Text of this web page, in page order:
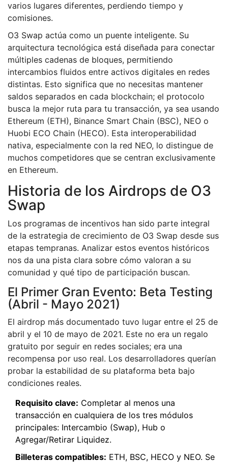
varios lugares diferentes, perdiendo tiempo y
comisiones.
O3 Swap actúa como un puente inteligente. Su
arquitectura tecnológica está diseñada para conectar
múltiples cadenas de bloques, permitiendo
intercambios fluidos entre activos digitales en redes
distintas. Esto significa que no necesitas mantener
saldos separados en cada blockchain; el protocolo
busca la mejor ruta para tu transacción, ya sea usando
Ethereum (ETH), Binance Smart Chain (BSC), NEO o
Huobi ECO Chain (HECO). Esta interoperabilidad
nativa, especialmente con la red NEO, lo distingue de
muchos competidores que se centran exclusivamente
en Ethereum.
Historia de los Airdrops de O3
Swap
Los programas de incentivos han sido parte integral
de la estrategia de crecimiento de O3 Swap desde sus
etapas tempranas. Analizar estos eventos históricos
nos da una pista clara sobre cómo valoran a su
comunidad y qué tipo de participación buscan.
El Primer Gran Evento: Beta Testing
(Abril - Mayo 2021)
El airdrop más documentado tuvo lugar entre el 25 de
abril y el 10 de mayo de 2021. Este no era un regalo
gratuito por seguir en redes sociales; era una
recompensa por uso real. Los desarrolladores querían
probar la estabilidad de su plataforma beta bajo
condiciones reales.
Requisito clave: Completar al menos una
transacción en cualquiera de los tres módulos
principales: Intercambio (Swap), Hub o
Agregar/Retirar Liquidez.
Billeteras compatibles: ETH, BSC, HECO y NEO. Se